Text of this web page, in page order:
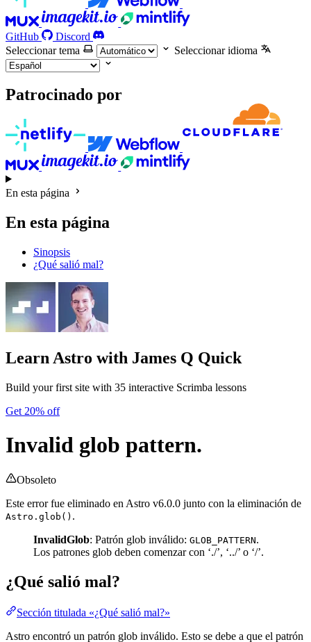
GitHub
Discord
Seleccionar tema
Seleccionar idioma
Patrocinado por
En esta página
En esta página
Sinopsis
¿Qué salió mal?
Learn Astro with James Q Quick
Build your first site with 35 interactive Scrimba lessons
Get 20% off
Invalid glob pattern.
Obsoleto
Este error fue eliminado en Astro v6.0.0 junto con la eliminación de
Astro.glob() .
InvalidGlob: Patrón glob inválido: GLOB_PATTERN.
Los patrones glob deben comenzar con ‘./’, ‘../’ o ‘/’.
¿Qué salió mal?
Sección titulada «¿Qué salió mal?»
Astro encontró un patrón glob inválido. Esto se debe a que el patrón